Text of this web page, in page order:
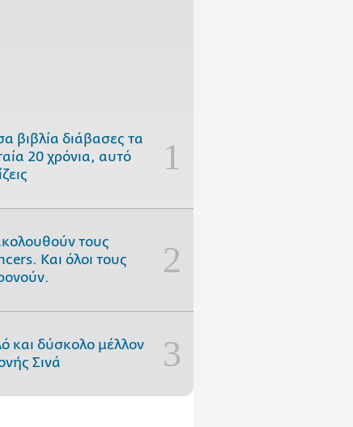
βιβλία διάβασες τα
20 χρόνια, αυτό
τους
Και όλοι τους
και δύσκολο μέλλον
Σινά